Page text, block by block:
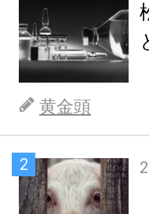
黄金頭
2